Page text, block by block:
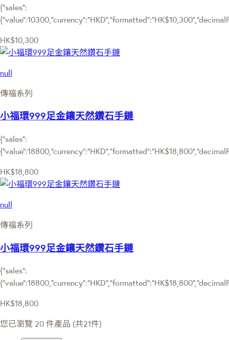
{"sales":
HK$10,300
null
傳福系列
小福環999足金鑲天然鑽石手鏈
{"sales":
HK$18,800
null
傳福系列
小福環999足金鑲天然鑽石手鏈
{"sales":
HK$18,800
您已瀏覽 20 件產品 (共21件)